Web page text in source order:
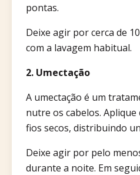
pontas.
Deixe agir por cerca de
com a lavagem habitual.​
2. Umectação
A umectação é um
nutre os cabelos.
fios secos, distribuindo
Deixe agir por pelo
durante a noite. Em